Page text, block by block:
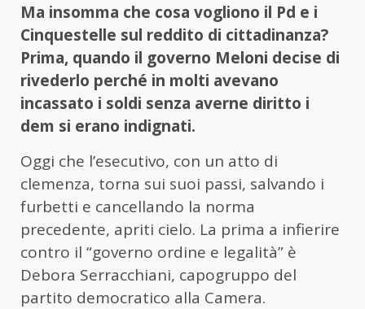
Ma insomma che cosa vogliono il Pd e i
Cinquestelle sul reddito di cittadinanza?
Prima, quando il governo Meloni decise di
rivederlo perché in molti avevano
incassato i soldi senza averne diritto i
dem si erano indignati.
Oggi che l’esecutivo, con un atto di
clemenza, torna sui suoi passi, salvando i
furbetti e cancellando la norma
precedente, apriti cielo. La prima a infierire
contro il “governo ordine e legalità” è
Debora Serracchiani, capogruppo del
partito democratico alla Camera.